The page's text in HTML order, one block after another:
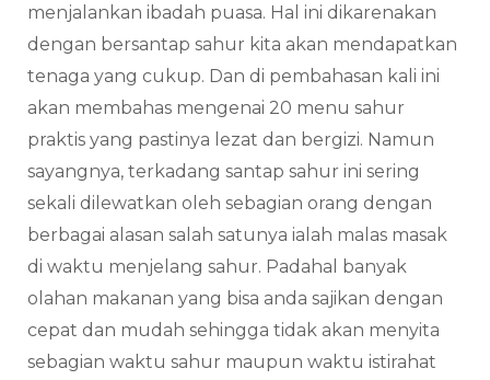
menjalankan ibadah puasa. Hal ini dikarenakan
dengan bersantap sahur kita akan mendapatkan
tenaga yang cukup. Dan di pembahasan kali ini
akan membahas mengenai 20 menu sahur
praktis yang pastinya lezat dan bergizi. Namun
sayangnya, terkadang santap sahur ini sering
sekali dilewatkan oleh sebagian orang dengan
berbagai alasan salah satunya ialah malas masak
di waktu menjelang sahur. Padahal banyak
olahan makanan yang bisa anda sajikan dengan
cepat dan mudah sehingga tidak akan menyita
sebagian waktu sahur maupun waktu istirahat